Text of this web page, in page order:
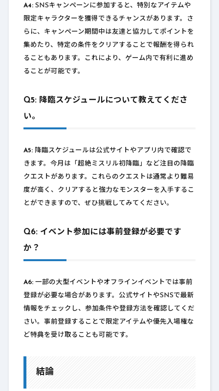
A4:SNSキャンペーンに参加すると、特別なアイテムや
限定キャラクターを獲得できるチャンスがあります。さ
らに、キャンペーン期間中は友達と協力してポイントを
集めたり、特定の条件をクリアすることで報酬を得られ
ることもあります。これにより、ゲーム内で有利に進め
ることが可能です。
Q5: 降臨スケジュールについて教えてくださ
い。
A5:降臨スケジュールは公式サイトやアプリ内で確認で
きます。今月は「超絶ミスリル初降臨」など注目の降臨
クエストがあります。これらのクエストは通常より難易
度が高く、クリアすると強力なモンスターを入手するこ
とができますので、ぜひ挑戦してみてください。
Q6: イベント参加には事前登録が必要です
か？
A6:一部の大型イベントやオフラインイベントでは事前
登録が必要な場合があります。公式サイトやSNSで最新
情報をチェックし、参加条件や登録方法を確認してくだ
さい。事前登録することで限定アイテムや優先入場権な
ど特典を受け取ることも可能です。
結論